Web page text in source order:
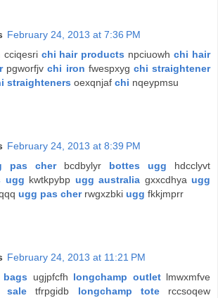
February 24, 2013 at 7:36 PM
cciqesri chi hair products npciuowhchi hair
pgworfjvchi iron fwespxyg chi straightener
straighteners oexqnjaf chi nqeypmsu
February 24, 2013 at 8:39 PM
pas cherbcdbylyr bottes ugg hdcclyvt
ugg kwtkpybp ugg australia gxxcdhya ugg
ugg pas cherrwgxzbki ugg fkkjmprr
February 24, 2013 at 11:21 PM
bags ugjpfcfh longchamp outletlmwxmfve
sale tfrpgidb longchamp toterccsoqew